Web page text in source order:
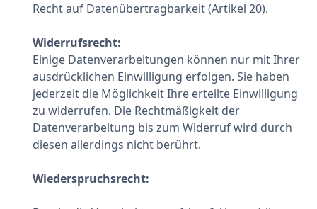
Recht auf Datenübertragbarkeit (Artikel 20).
Widerrufsrecht:
Einige Datenverarbeitungen können nur mit Ihrer
ausdrücklichen Einwilligung erfolgen. Sie haben
jederzeit die Möglichkeit Ihre erteilte Einwilligung
zu widerrufen. Die Rechtmäßigkeit der
Datenverarbeitung bis zum Widerruf wird durch
diesen allerdings nicht berührt.
Wiederspruchsrecht: